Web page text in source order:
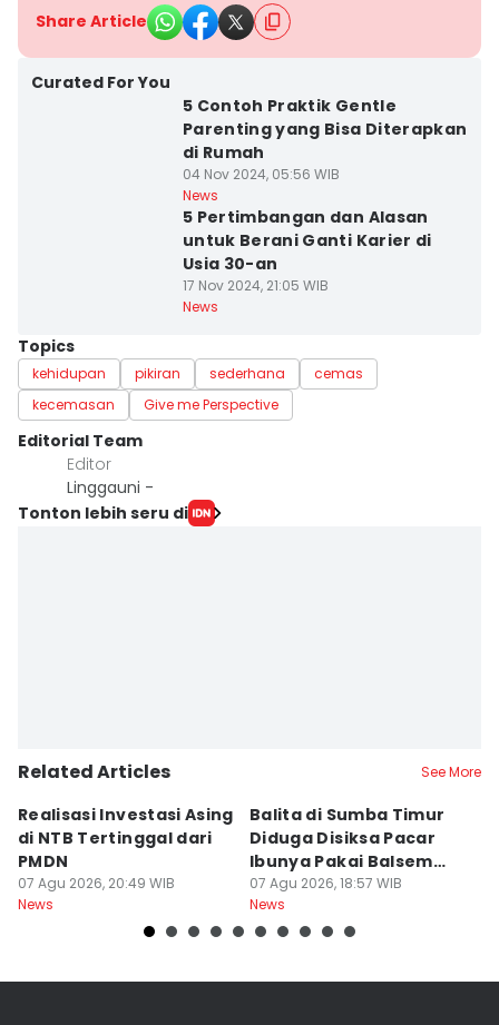
Share Article
Curated For You
5 Contoh Praktik Gentle
Parenting yang Bisa Diterapkan
di Rumah
04 Nov 2024, 05:56 WIB
News
5 Pertimbangan dan Alasan
untuk Berani Ganti Karier di
Usia 30-an
17 Nov 2024, 21:05 WIB
News
Topics
kehidupan pikiran sederhana
cemas
kecemasan
Give me Perspective
Editorial Team
Editor
Linggauni -
Tonton lebih seru di
Related Articles See More
Realisasi Investasi Asing
di NTB Tertinggal dari
PMDN
07 Agu 2026, 20:49 WIB
News
Balita di Sumba Timur
Diduga Disiksa Pacar
Ibunya Pakai Balsem
dan Cabai
07 Agu 2026, 18:57 WIB
News